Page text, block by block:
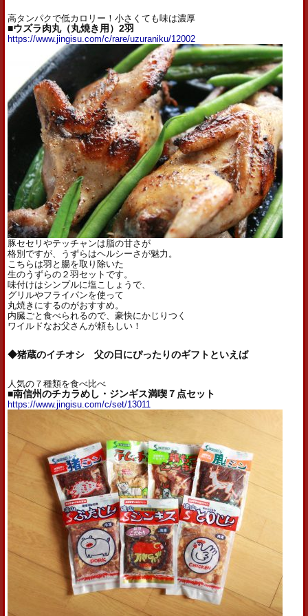
高タンパクで低カロリー！小さくても味は濃厚
■ウズラ肉丸（丸焼き用）2羽
https://www.jingisu.com/c/rare/uzuraniku/12002
豚セセリやテッチャンは脂の甘さが
格別ですが、うずらはヘルシーさが魅力。
こちらは羽と腸を取り除いた
生のうずらの２羽セットです。
味付けはシンプルに塩こしょうで、
グリルやフライパンを使って
丸焼きにするのがおすすめ。
内臓ごと食べられるので、豪快にかじりつく
ワイルドなお父さんが頼もしい！
◆猪蔵のイチオシ 父の日にぴったりのギフトといえば
人気の７種類を食べ比べ
■南信州のチカラめし・ジンギス満喫７点セット
https://www.jingisu.com/c/set/13011